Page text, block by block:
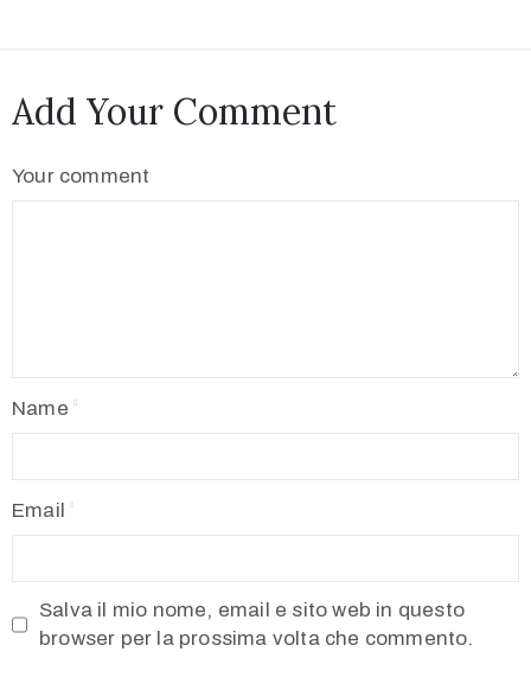
Add Your Comment
Your comment
Name
Email
Salva il mio nome, email e sito web in questo
browser per la prossima volta che commento.